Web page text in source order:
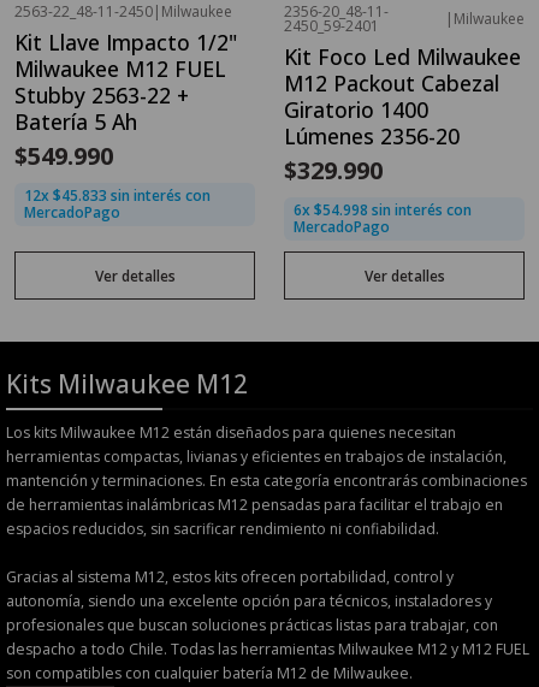
Agotado
2563-22_48-11-2450| Milwaukee
Kit Llave Impacto 1/2"
Milwaukee M12 FUEL
Stubby 2563-22 +
Batería 5 Ah
$549.990
12x $45.833 sin interés con
MercadoPago
Ver detalles
Agotado
2356-20_48-11-
2450_59-2401 | Milwaukee
Kit Foco Led Milwaukee
M12 Packout Cabezal
Giratorio 1400
Lúmenes 2356-20
$329.990
6x $54.998 sin interés con
MercadoPago
Ver detalles
Kits Milwaukee M12
Los kits Milwaukee M12 están diseñados para quienes necesitan
herramientas compactas, livianas y eficientes en trabajos de instalación,
mantención y terminaciones. En esta categoría encontrarás combinaciones
de herramientas inalámbricas M12 pensadas para facilitar el trabajo en
espacios reducidos, sin sacrificar rendimiento ni confiabilidad.
Gracias al sistema M12, estos kits ofrecen portabilidad, control y
autonomía, siendo una excelente opción para técnicos, instaladores y
profesionales que buscan soluciones prácticas listas para trabajar, con
despacho a todo Chile. Todas las herramientas Milwaukee M12 y M12 FUEL
son compatibles con cualquier batería M12 de Milwaukee.